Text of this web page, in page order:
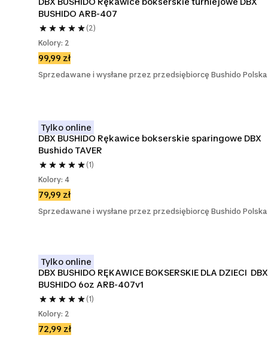
BUSHIDO ARB-407
(2)
Kolory: 2
99,99 zł
Sprzedawane i wysłane przez przedsiębiorcę Bushido Polska
Tylko online
DBX BUSHIDO Rękawice bokserskie sparingowe DBX
Bushido TAVER
(1)
Kolory: 4
79,99 zł
Sprzedawane i wysłane przez przedsiębiorcę Bushido Polska
Tylko online
DBX BUSHIDO RĘKAWICE BOKSERSKIE DLA DZIECI  DBX
BUSHIDO 6oz ARB-407v1
(1)
Kolory: 2
72,99 zł